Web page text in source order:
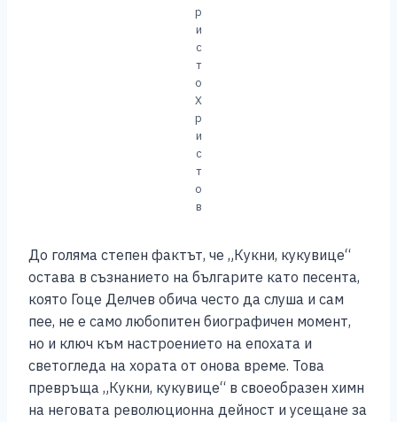
р
и
с
т
о
Х
р
и
с
т
о
в
До голяма степен фактът, че „Кукни, кукувице“
остава в съзнанието на българите като песента,
която Гоце Делчев обича често да слуша и сам
пее, не е само любопитен биографичен момент,
но и ключ към настроението на епохата и
светогледа на хората от онова време. Това
превръща „Кукни, кукувице“ в своеобразен химн
на неговата революционна дейност и усещане за